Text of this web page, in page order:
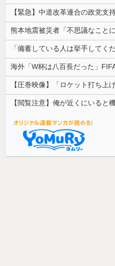
【閲覧注意】俺が近くにいると